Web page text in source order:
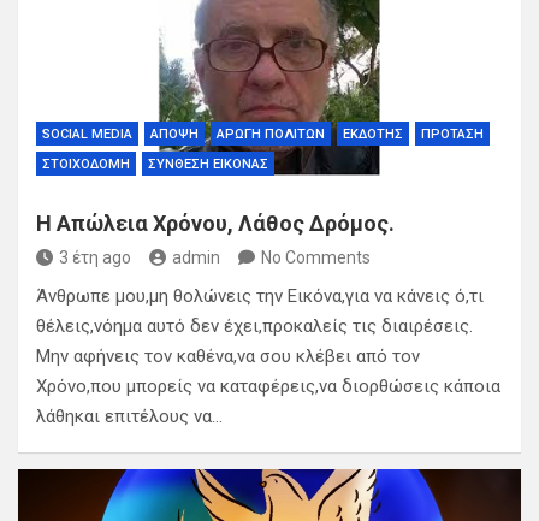
SOCIAL MEDIA ΆΠΟΨΗ ΑΡΩΓΉ ΠΟΛΙΤΏΝ ΕΚΔΌΤΗΣ
ΠΡΌΤΑΣΗ
ΣΤΟΙΧΟΔΟΜΉ
ΣΎΝΘΕΣΗ ΕΙΚΌΝΑΣ
Η Απώλεια Χρόνου, Λάθος Δρόμος.
3 έτη ago admin No Comments
Άνθρωπε μου,μη θολώνεις την Εικόνα,για να κάνεις ό,τι
θέλεις,νόημα αυτό δεν έχει,προκαλείς τις διαιρέσεις.
Μην αφήνεις τον καθένα,να σου κλέβει από τον
Χρόνο,που μπορείς να καταφέρεις,να διορθώσεις κάποια
λάθηκαι επιτέλους να…